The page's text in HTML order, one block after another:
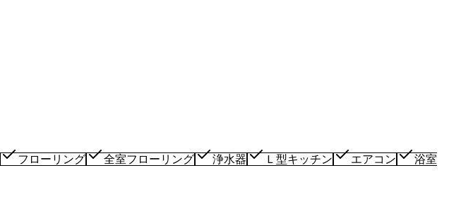
フローリング 全室フローリング 浄水器 Ｌ型キッチン エアコン
浴室